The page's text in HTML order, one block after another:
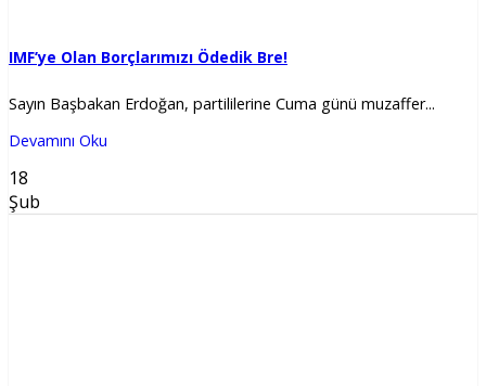
IMF’ye Olan Borçlarımızı Ödedik Bre!
Sayın Başbakan Erdoğan, partililerine Cuma günü muzaffer...
Devamını Oku
18
Şub